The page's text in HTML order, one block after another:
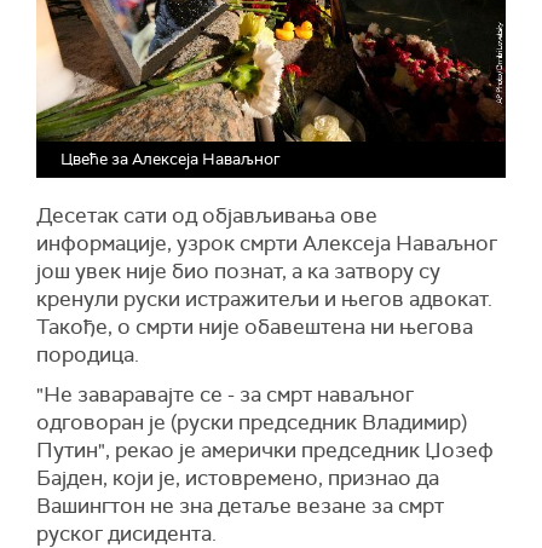
Цвеће за Алексеја Наваљног
Десетак сати од објављивања ове
информације, узрок смрти Алексеја Наваљног
још увек није био познат, а ка затвору су
кренули руски истражитељи и његов адвокат.
Такође, о смрти није обавештена ни његова
породица.
"Не заваравајте се - за смрт наваљног
одговоран је (руски председник Владимир)
Путин", рекао је амерички председник Џозеф
Бајден, који је, истовремено, признао да
Вашингтон не зна детаље везане за смрт
руског дисидента.